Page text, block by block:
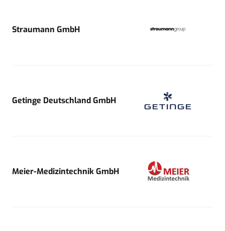
Straumann GmbH
Getinge Deutschland GmbH
Meier-Medizintechnik GmbH